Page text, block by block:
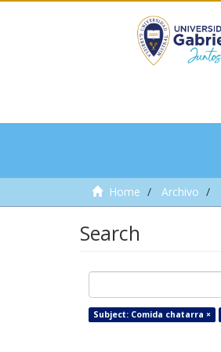
Home Archivo
Search
Subject: Comida chatarra ×